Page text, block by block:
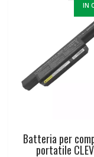
IN
Batteria per
portatile